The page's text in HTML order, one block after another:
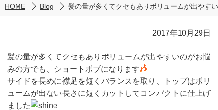
HOME Blog 髪の量が多くてクセもありボリュームが出やす
2017年10月29日
髪の量が多くてクセもありボリュームが出やすいのがお悩
みの方でも、ショートボブになります
サイドを長めに襟足を短くバランスを取り、トップはボリ
ュームが出ない長さに短くカットしてコンパクトに仕上げ
ました